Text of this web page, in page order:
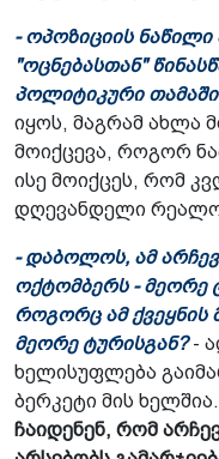
- ოპოზიციის
"ოცნებასთან"
პოლიტიკური
იყოს, მაგრამ ახლა
მოიქცევა, როგორ
ისე მოიქცეს, რომ
დღევანდელი
- დაბოლოს, ამ
ოქტომბერს - მეორე
როგორც ამ
მეორე ტურისგან?-
ხელისუფლება
ბერკეტი მის ხელშია.
ჩაიდენენ, რომ